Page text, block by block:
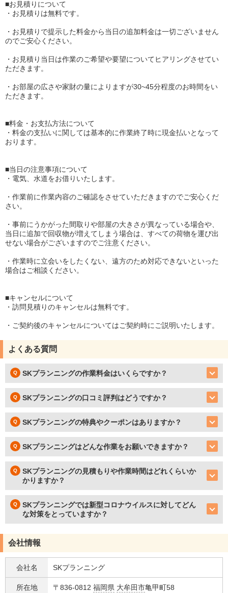
■お見積りについて
・お見積りは無料です。
・お見積りで提示した料金から当日の追加料金は一切ございません
のでご安心ください。
・お見積り当日は作業のご希望や要望についてヒアリングさせてい
ただきます。
・お部屋の広さや家財の量によりますが30~45分程度のお時間をい
ただきます。
■料金・お支払方法について
・料金の支払いに関しては基本的に作業終了時に現金払いとなって
おります。
■当日の注意事項について
・電気、水道をお借りいたします。
・作業前に作業内容のご確認をさせていただきますのでご安心くだ
さい。
・事前にうかがった間取りや部屋の大きさが異なっている場合や、
当日に追加で回収物が増えてしまう場合は、すべての荷物を運び出
せない場合がございますのでご注意ください。
・作業時に立会いをしたくない、遠方のため対応できないといった
場合はご相談ください。
■キャンセルについて
・訪問見積りのキャンセルは無料です。
・ご契約後のキャンセルについてはご契約時にご説明いたします。
よくある質問
SKプランニングの作業料金はいくらですか？
SKプランニングの口コミ評判はどうですか？
SKプランニングの特典やクーポンはありますか？
SKプランニングはどんな作業をお願いできますか？
SKプランニングの見積もりや作業時間はどれくらいか
かりますか？
SKプランニングでは新型コロナウイルスに対してどん
な対策をとっていますか？
会社情報
会社名 SKプランニング
所在地 〒836-0812 福岡県 大牟田市亀甲町58